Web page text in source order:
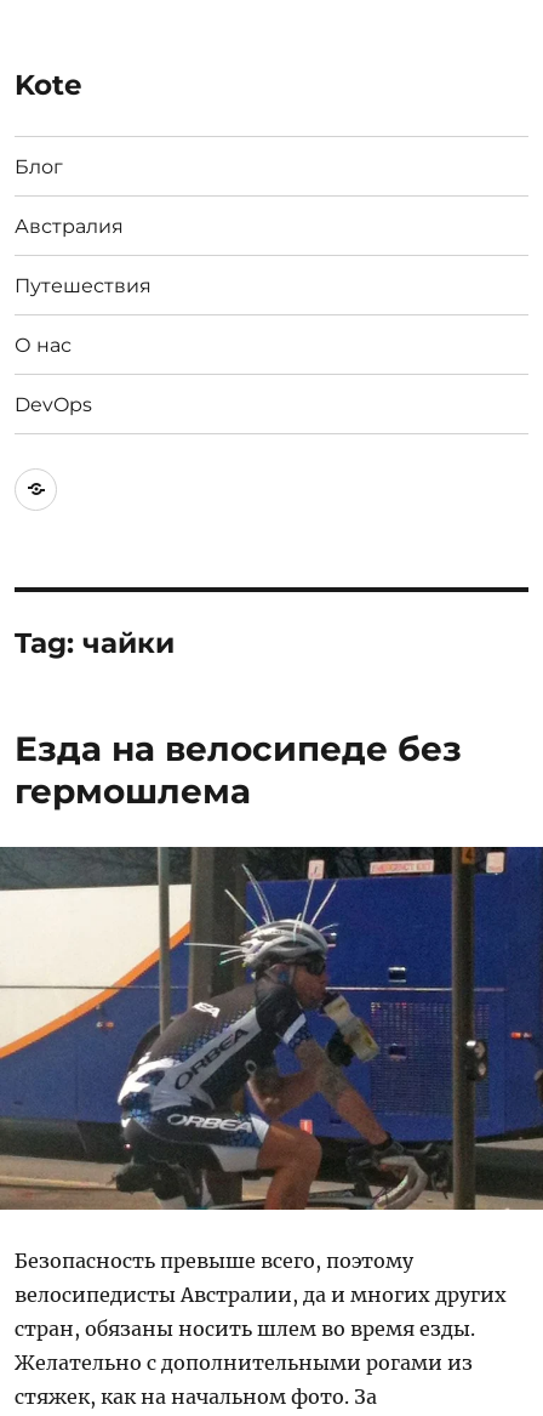
Kote
Блог
Австралия
Путешествия
О нас
DevOps
Австралия
Tag:чайки
Езда на велосипеде без
гермошлема
Безопасность превыше всего, поэтому
велосипедисты Австралии, да и многих других
стран, обязаны носить шлем во время езды.
Желательно с дополнительными рогами из
стяжек, как на начальном фото. За